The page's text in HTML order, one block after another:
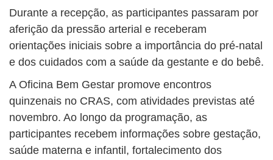
Durante a recepção, as participantes passaram por
aferição da pressão arterial e receberam
orientações iniciais sobre a importância do pré-natal
e dos cuidados com a saúde da gestante e do bebê.
A Oficina Bem Gestar promove encontros
quinzenais no CRAS, com atividades previstas até
novembro. Ao longo da programação, as
participantes recebem informações sobre gestação,
saúde materna e infantil, fortalecimento dos